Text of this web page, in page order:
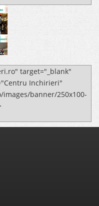
target="_blank"
Inchirieri"
banner/250x100-